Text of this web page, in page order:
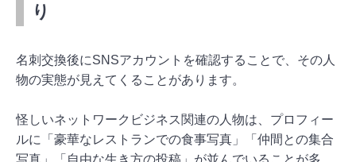
り
名刺交換後にSNSアカウントを確認することで、その人
物の実態が見えてくることがあります。
怪しいネットワークビジネス関連の人物は、プロフィー
ルに「豪華なレストランでの食事写真」「仲間との集合
写真」「自由な生き方の投稿」が並んでいることが多